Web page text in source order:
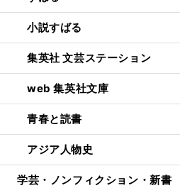
小説すばる
集英社 文芸ステーション
web 集英社文庫
青春と読書
アジア人物史
学芸・ノンフィクション・新書